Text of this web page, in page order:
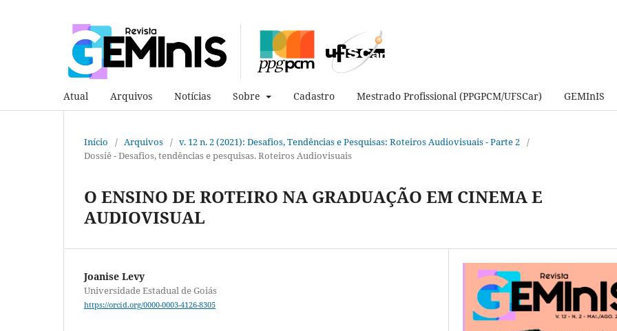
Atual Arquivos Notícias Sobre Cadastro Mestrado Profissional (PPGPCM/UFSCar) GEMInIS
Início / Arquivos / v. 12 n. 2 (2021): Desafios, Tendências e Pesquisas: Roteiros Audiovisuais - Parte 2 /
Dossiê - Desafios, tendências e pesquisas. Roteiros Audiovisuais
O ENSINO DE ROTEIRO NA GRADUAÇÃO EM CINEMA E
AUDIOVISUAL
Joanise Levy
Universidade Estadual de Goiás
https://orcid.org/0000-0003-4126-8305